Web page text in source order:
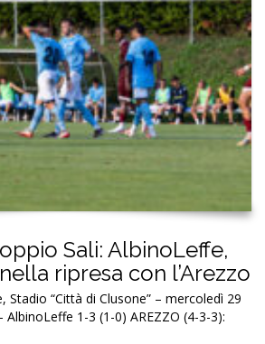
Sali: AlbinoLeffe,
ripresa con l’Arezzo
Stadio “Città di Clusone” – mercoledì 29
AlbinoLeffe 1-3 (1-0) AREZZO (4-3-3):